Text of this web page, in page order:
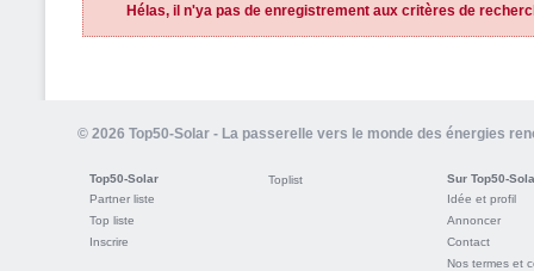
Hélas, il n'ya pas de enregistrement aux critères de
© 2026 Top50-Solar - La passerelle vers le monde des énergies
Top50-Solar
Partner liste
Top liste
Inscrire
Toplist
Sur Top50-
Idée et profil
Annoncer
Contact
Nos termes et